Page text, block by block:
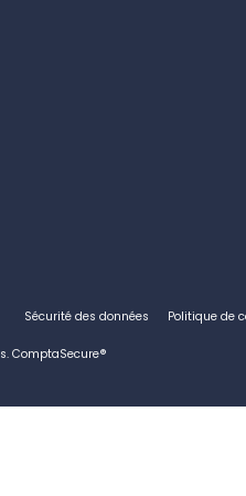
ComptaSecure®
Sécurité des données Politique de